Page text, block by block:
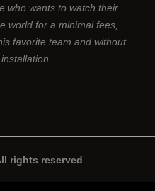
who wants to watch their
world for a minimal fees,
favorite team and without
rights reserved